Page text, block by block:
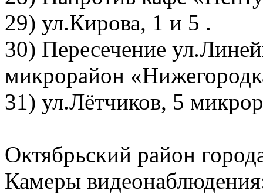
29) ул.Кирова, 1 и 5 .
30) Пересечение
микрорайон
31) ул.Лётчиков, 5
Октябрьский район
Камеры